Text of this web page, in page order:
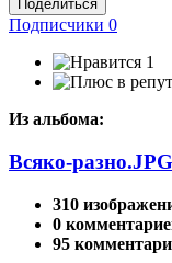
Поделиться
Подписчики 0
1
Из альбома:
Всяко-разно.JPG
310
0
95